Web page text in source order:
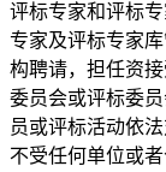
评标专家和评标
专家及评标专家
构聘请，担任资
委员会或评标委
员或评标活动依
不受任何单位或